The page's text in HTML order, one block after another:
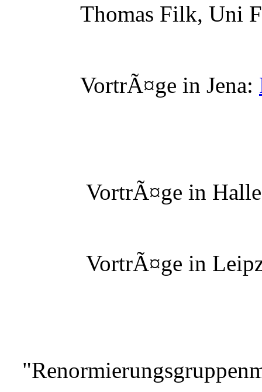
Thomas Filk, Uni
VortrÃ¤ge in Jena:
VortrÃ¤ge in
VortrÃ¤ge in